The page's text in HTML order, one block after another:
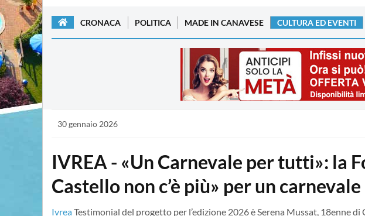
CRONACA POLITICA MADE IN CANAVESE CULTURA ED EVENTI
30 gennaio 2026
IVREA - «Un Carnevale per tutti»: la
Castello non c’è più» per un
IvreaTestimonial del progetto per l’edizione 2026 è Serena Mussat, 18enne